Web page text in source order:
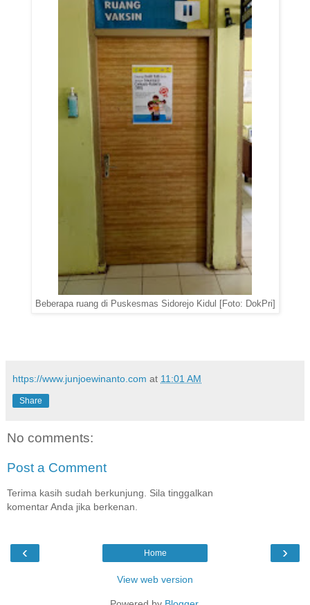
Beberapa ruang di Puskesmas Sidorejo Kidul [Foto: DokPri]
https://www.junjoewinanto.com at 11:01 AM
Share
No comments:
Post a Comment
Terima kasih sudah berkunjung. Sila tinggalkan
komentar Anda jika berkenan.
‹ ›
Home
View web version